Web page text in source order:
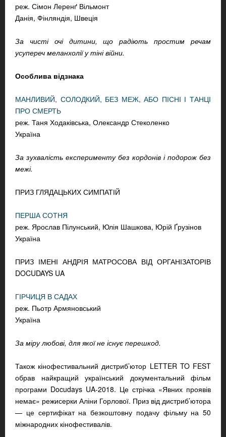
реж. Сімон Леренґ Вільмонт
Данія, Фінляндія, Швеція
За чисті очі дитини, що радіють простим речам
усупереч меланхолії у тіні війни.
Особлива відзнака
МАНЛИВИЙ, СОЛОДКИЙ, БЕЗ МЕЖ, АБО ПІСНІ І ТАНЦІ
ПРО СМЕРТЬ
реж. Таня Ходаківська, Олександр Стеколенко
Україна
За зухвалість експерименту без кордонів і подорож без
межі.
ПРИЗ ГЛЯДАЦЬКИХ СИМПАТІЙ
ПЕРША СОТНЯ
реж. Ярослав Пілунський, Юлія Шашкова, Юрій Ґрузінов
Україна
ПРИЗ ІМЕНІ АНДРІЯ МАТРОСОВА ВІД ОРГАНІЗАТОРІВ
DOCUDAYS UA
ГІРЧИЦЯ В САДАХ
реж. Пьотр Армяновський
Україна
За міру любові, для якої не існує перешкод.
Також кінофестивальний дистриб’ютор LETTER TO FEST
обрав найкращий український документальний фільм
програми Docudays UA-2018. Це стрічка «Явних проявів
немає» режисерки Аліни Горлової. Приз від дистриб’ютора
— це сертифікат на безкоштовну подачу фільму на 50
міжнародних кінофестивалів.